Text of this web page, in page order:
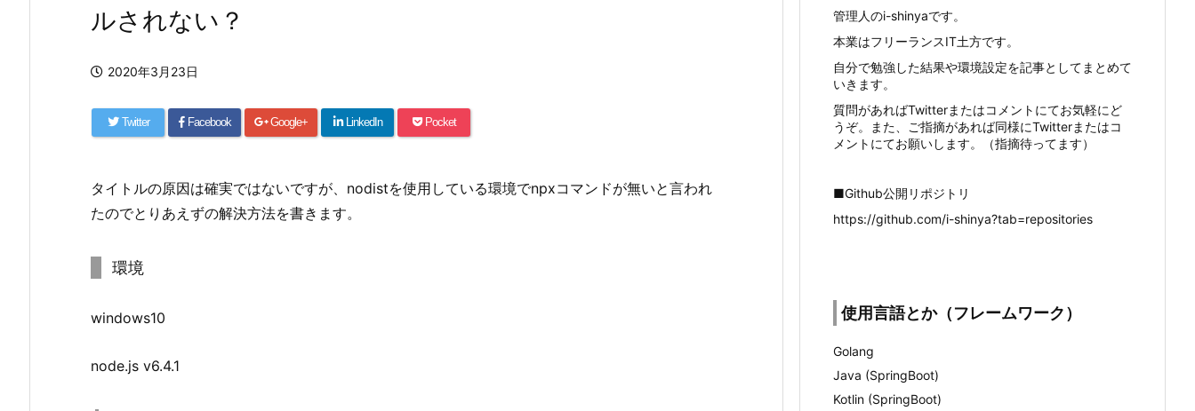
ルされない？
2020年3月23日
Twitter Facebook Google+ LinkedIn Pocket
タイトルの原因は確実ではないですが、nodistを使用している環境でnpxコマンドが無いと言われ
たのでとりあえずの解決方法を書きます。
環境
windows10
node.js v6.4.1
管理人のi-shinyaです。
本業はフリーランスIT土方です。
自分で勉強した結果や環境設定を記事としてまとめて
いきます。
質問があればTwitterまたはコメントにてお気軽にど
うぞ。また、ご指摘があれば同様にTwitterまたはコ
メントにてお願いします。（指摘待ってます）
■Github公開リポジトリ
https://github.com/i-shinya?tab=repositories
使用言語とか（フレームワーク）
Golang
Java (SpringBoot)
Kotlin (SpringBoot)